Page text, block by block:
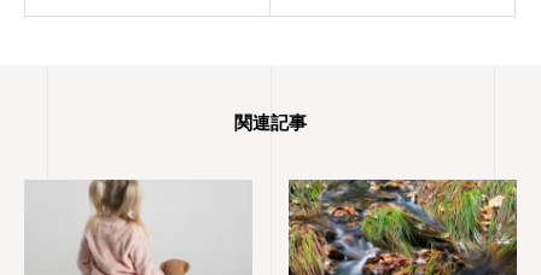
関連記事